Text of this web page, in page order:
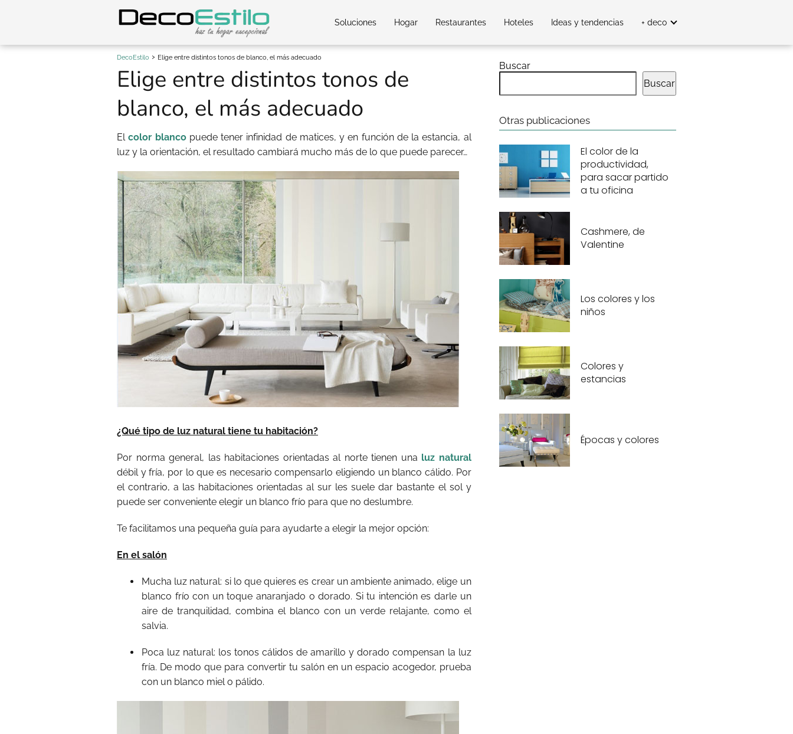
Soluciones Hogar Restaurantes Hoteles Ideas y tendencias + deco
DecoEstilo Elige entre distintos tonos de blanco, el más adecuado
Elige entre distintos tonos de
blanco, el más adecuado
Elcolor blancopuede tener infinidad de matices, y en función de la estancia, al
luz y la orientación, el resultado cambiará mucho más de lo que puede parecer…
¿Qué tipo de luz natural tiene tu habitación?
Por norma general, las habitaciones orientadas al norte tienen una luz natural
débil y fría, por lo que es necesario compensarlo eligiendo un blanco cálido. Por
el contrario, a las habitaciones orientadas al sur les suele dar bastante el sol y
puede ser conveniente elegir un blanco frío para que no deslumbre.
Te facilitamos una pequeña guía para ayudarte a elegir la mejor opción:
En el salón
Mucha luz natural: si lo que quieres es crear un ambiente animado, elige un
blanco frío con un toque anaranjado o dorado. Si tu intención es darle un
aire de tranquilidad, combina el blanco con un verde relajante, como el
salvia.
Poca luz natural: los tonos cálidos de amarillo y dorado compensan la luz
fría. De modo que para convertir tu salón en un espacio acogedor, prueba
con un blanco miel o pálido.
Buscar
Buscar
Otras publicaciones
El color de la
productividad,
para sacar partido
a tu oficina
Cashmere, de
Valentine
Los colores y los
niños
Colores y
estancias
Épocas y colores